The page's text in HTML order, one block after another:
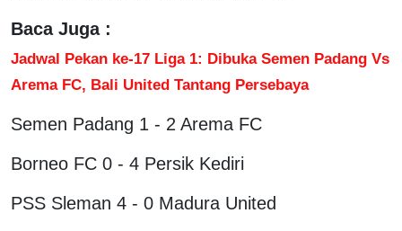
Baca Juga :
Jadwal Pekan ke-17 Liga 1: Dibuka Semen Padang Vs
Arema FC, Bali United Tantang Persebaya
Semen Padang 1 - 2 Arema FC
Borneo FC 0 - 4 Persik Kediri
PSS Sleman 4 - 0 Madura United